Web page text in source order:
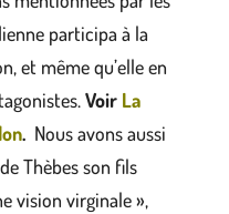
participa à la
et même qu’elle en
Voir La
.Nous avons aussi
Thèbes son fils
vision virginale »,